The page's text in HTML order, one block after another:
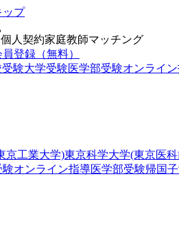
ップ
個人契約家庭教師マッチング
員登録（無料）
験大学受験医学部受験オンライ
京工業大学)東京科学大学(東京医
験オンライン指導医学部受験帰国